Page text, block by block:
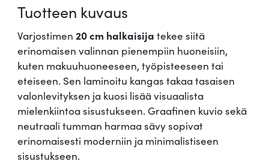
0
c
m
r
Tuotteen kuvaus
Varjostimen 20 cm halkaisija tekee siitä
erinomaisen valinnan pienempiin huoneisiin,
kuten makuuhuoneeseen, työpisteeseen tai
eteiseen. Sen laminoitu kangas takaa tasaisen
valonlevityksen ja kuosi lisää visuaalista
mielenkiintoa sisustukseen. Graafinen kuvio sekä
neutraali tumman harmaa sävy sopivat
erinomaisesti moderniin ja minimalistiseen
sisustukseen.